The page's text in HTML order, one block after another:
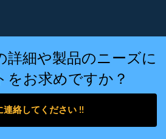
詳細や製品のニーズに
をお求めですか？
連絡してください !!